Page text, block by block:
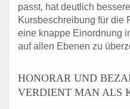
passt, hat deutlich
Kursbeschreibung für die
eine knappe Einordnung
auf allen Ebenen zu
HONORAR UND
VERDIENT MAN ALS